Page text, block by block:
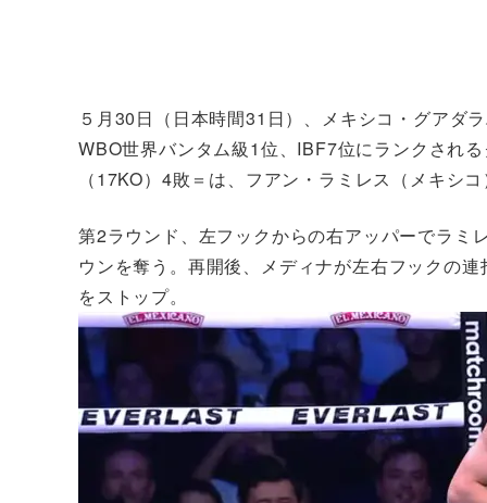
５月30日（日本時間31日）、メキシコ・グアダ
WBO世界バンタム級1位、IBF7位にランクされ
（17KO）4敗＝は、フアン・ラミレス（メキシ
第2ラウンド、左フックからの右アッパーでラミ
ウンを奪う。再開後、メディナが左右フックの
をストップ。